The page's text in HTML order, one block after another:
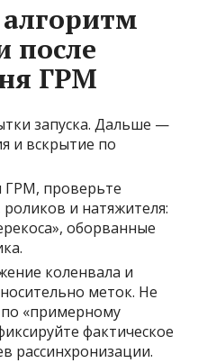
после
ГРМ
запуска. Дальше —
и вскрытие по
проверьте
и натяжителя:
оборванные
коленвала и
меток. Не
«примерному
фактическое
рассинхронизации.